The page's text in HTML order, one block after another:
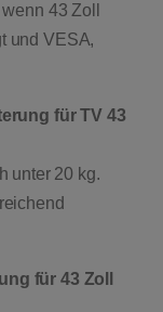
43 Zoll
und VESA,
für TV 43
unter 20 kg.
für 43 Zoll